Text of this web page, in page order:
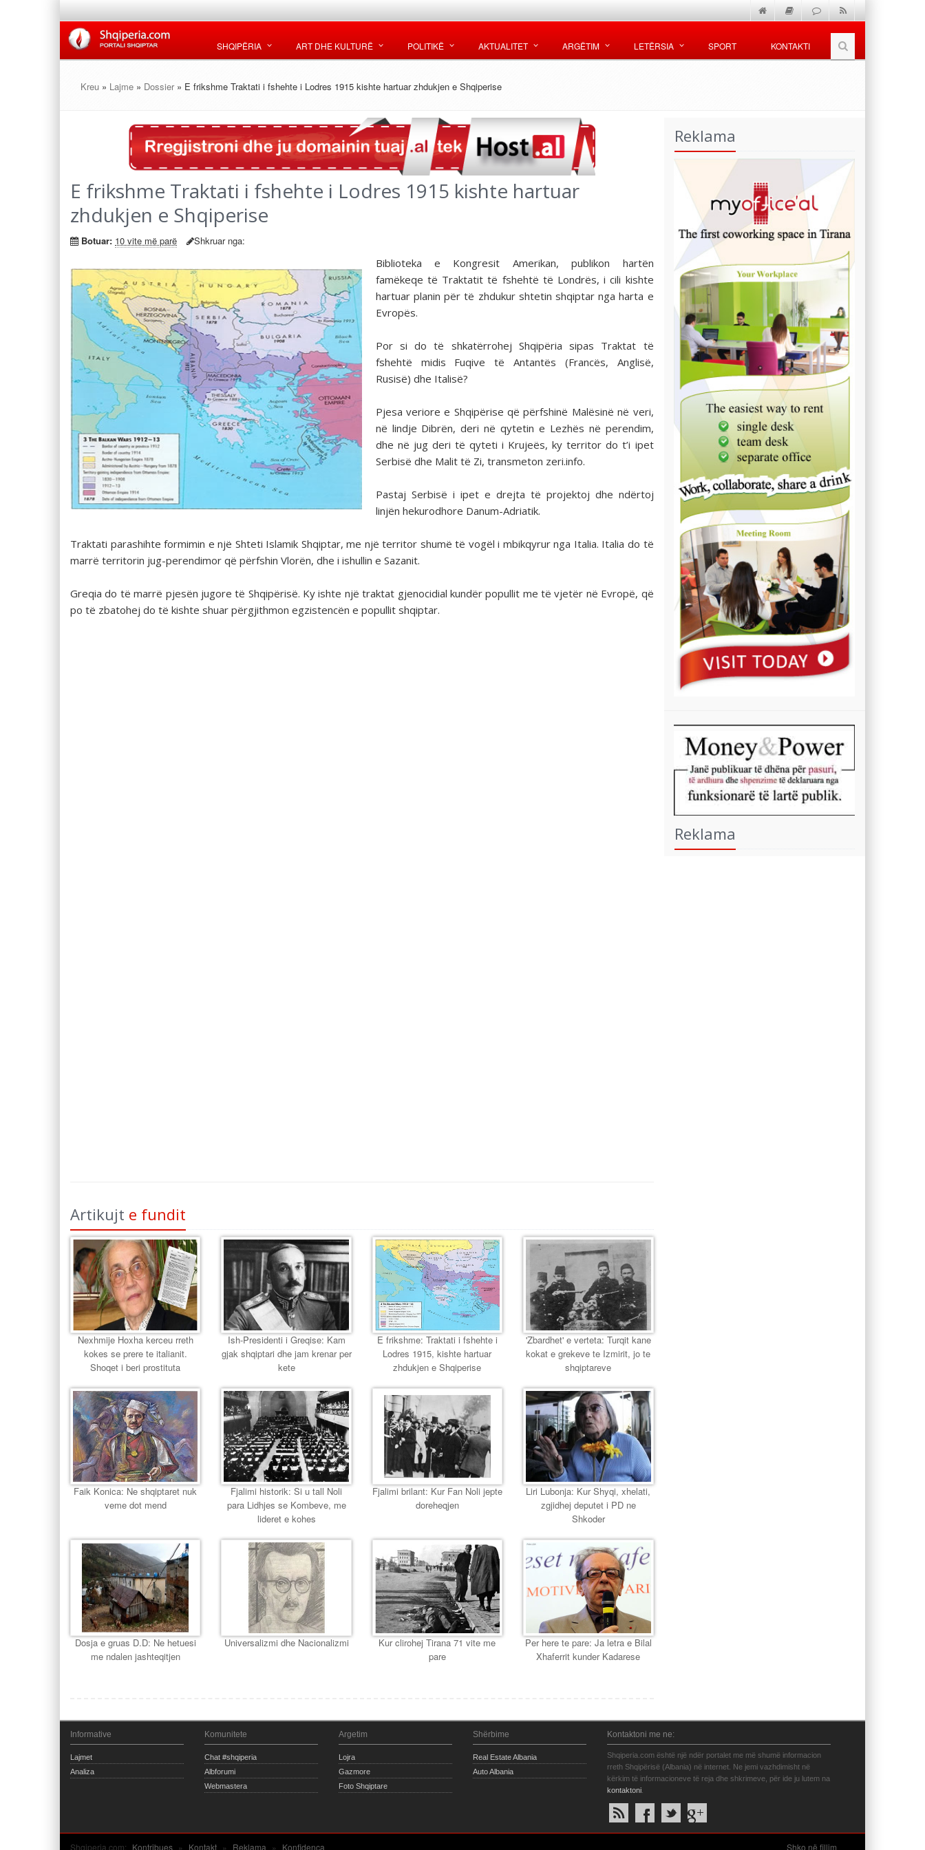
SHQIPËRIA ART DHE KULTURË POLITIKË AKTUALITET ARGËTIM LETËRSIA SPORT KONTAKTI
Kreu » Lajme » Dossier » E frikshme Traktati i fshehte i Lodres 1915 kishte hartuar zhdukjen e Shqiperise
E frikshme Traktati i fshehte i Lodres 1915 kishte hartuar
zhdukjen e Shqiperise
Botuar: 10 vite më parë Shkruar nga:
Biblioteka e Kongresit Amerikan, publikon hartën
famëkeqe të Traktatit të fshehtë të Londrës, i cili kishte
hartuar planin për të zhdukur shtetin shqiptar nga harta e
Evropës.
Por si do të shkatërrohej Shqipëria sipas Traktat të
fshehtë midis Fuqive të Antantës (Francës, Anglisë,
Rusisë) dhe Italisë?
Pjesa veriore e Shqipërise që përfshinë Malësinë në veri,
në lindje Dibrën, deri në qytetin e Lezhës në perendim,
dhe në jug deri të qyteti i Krujeës, ky territor do t’i ipet
Serbisë dhe Malit të Zi, transmeton zeri.info.
Pastaj Serbisë i ipet e drejta të projektoj dhe ndërtoj
linjën hekurodhore Danum-Adriatik.
Traktati parashihte formimin e një Shteti Islamik Shqiptar, me një territor shumë të vogël i mbikqyrur nga Italia. Italia do të
marrë territorin jug-perendimor që përfshin Vlorën, dhe i ishullin e Sazanit.
Greqia do të marrë pjesën jugore të Shqipërisë. Ky ishte një traktat gjenocidial kundër popullit me të vjetër në Evropë, që
po të zbatohej do të kishte shuar përgjithmon egzistencën e popullit shqiptar.
Artikujt e fundit
Nexhmije Hoxha kerceu rreth
kokes se prere te italianit.
Shoqet i beri prostituta
Ish-Presidenti i Greqise: Kam
gjak shqiptari dhe jam krenar per
kete
E frikshme: Traktati i fshehte i
Lodres 1915, kishte hartuar
zhdukjen e Shqiperise
'Zbardhet' e verteta: Turqit kane
kokat e grekeve te Izmirit, jo te
shqiptareve
Faik Konica: Ne shqiptaret nuk
veme dot mend
Fjalimi historik: Si u tall Noli
para Lidhjes se Kombeve, me
lideret e kohes
Fjalimi brilant: Kur Fan Noli jepte
doreheqjen
Liri Lubonja: Kur Shyqi, xhelati,
zgjidhej deputet i PD ne
Shkoder
Dosja e gruas D.D: Ne hetuesi
me ndalen jashteqitjen
Universalizmi dhe Nacionalizmi
Kur clirohej Tirana 71 vite me
pare
Per here te pare: Ja letra e Bilal
Xhaferrit kunder Kadarese
Reklama
Reklama
Informative
Lajmet
Analiza
Komunitete
Chat #shqiperia
Albforumi
Webmastera
Argetim
Lojra
Gazmore
Foto Shqiptare
Shërbime
Real Estate Albania
Auto Albania
Kontaktoni me ne:
Shqiperia.com është një ndër portalet me më shumë informacion
rreth Shqipërisë (Albania) në internet. Ne jemi vazhdimisht në
kërkim të informacioneve të reja dhe shkrimeve, për ide ju lutem na
kontaktoni
Shqiperia.com: Kontribues » Kontakt » Reklama » Konfidenca Shko në fillim